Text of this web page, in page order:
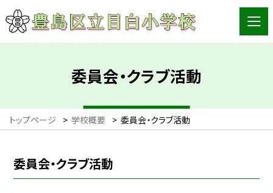
委員会・クラブ活動
トップページ > 学校概要 > 委員会・クラブ活動
委員会・クラブ活動